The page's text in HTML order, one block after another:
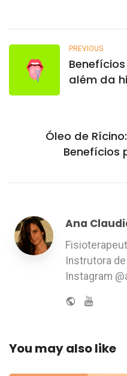
PREVIOUS
além da
Óleo de
Benefícios
Ana
Instrutora
Instagram
You may also like